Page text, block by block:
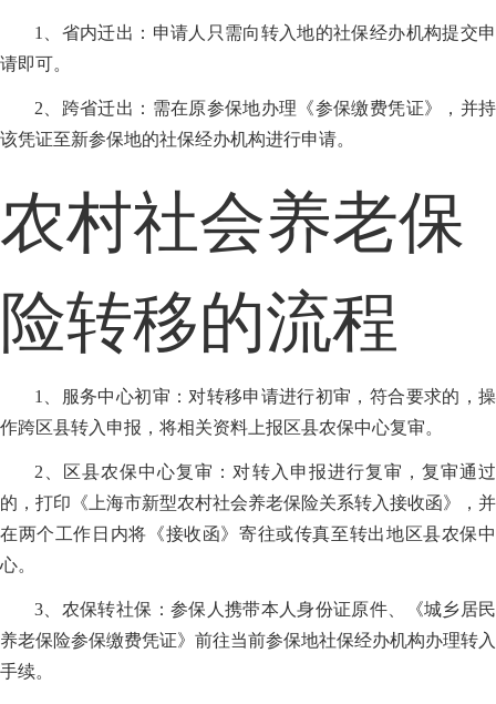
1、省内迁出：申请人只需向转入地的社保经办机构提交申
请即可。
2、跨省迁出：需在原参保地办理《参保缴费凭证》，并持
该凭证至新参保地的社保经办机构进行申请。
农村社会养老保
险转移的流程
1、服务中心初审：对转移申请进行初审，符合要求的，操
作跨区县转入申报，将相关资料上报区县农保中心复审。
2、区县农保中心复审：对转入申报进行复审，复审通过
的，打印《上海市新型农村社会养老保险关系转入接收函》，并
在两个工作日内将《接收函》寄往或传真至转出地区县农保中
心。
3、农保转社保：参保人携带本人身份证原件、《城乡居民
养老保险参保缴费凭证》前往当前参保地社保经办机构办理转入
手续。